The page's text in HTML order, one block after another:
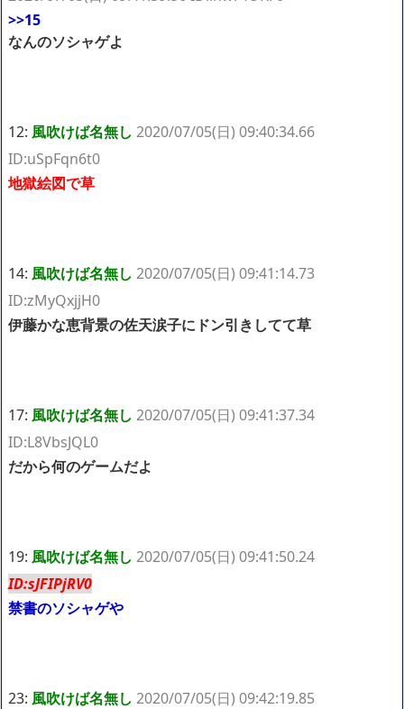
>>15
なんのソシャゲよ
12: 風吹けば名無し 2020/07/05(日) 09:40:34.66
ID:uSpFqn6t0
地獄絵図で草
14: 風吹けば名無し 2020/07/05(日) 09:41:14.73
ID:zMyQxjjH0
伊藤かな恵背景の佐天涙子にドン引きしてて草
17: 風吹けば名無し 2020/07/05(日) 09:41:37.34
ID:L8VbsJQL0
だから何のゲームだよ
19: 風吹けば名無し 2020/07/05(日) 09:41:50.24
ID:sJFIPjRV0
禁書のソシャゲや
23: 風吹けば名無し 2020/07/05(日) 09:42:19.85